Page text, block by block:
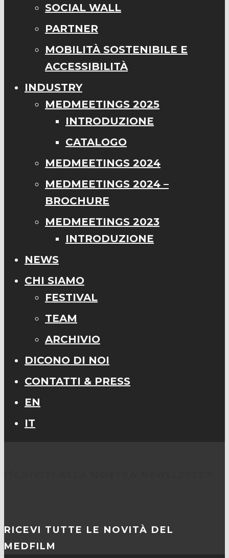
SOCIAL WALL
PARTNER
MOBILITÀ SOSTENIBILE E
ACCESSIBILITÀ
INDUSTRY
MEDMEETINGS 2025
INTRODUZIONE
CATALOGO
MEDMEETINGS 2024
MEDMEETINGS 2024 –
BROCHURE
MEDMEETINGS 2023
INTRODUZIONE
NEWS
CHI SIAMO
FESTIVAL
TEAM
ARCHIVIO
DICONO DI NOI
CONTATTI & PRESS
EN
IT
RICEVI TUTTE LE NOVITÀ DEL
MEDFILM